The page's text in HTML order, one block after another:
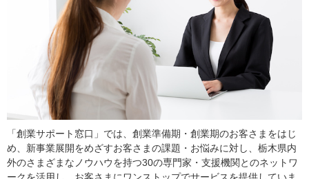
「創業サポート窓口」では、創業準備期・創業期のお客さまをはじ
め、新事業展開をめざすお客さまの課題・お悩みに対し、栃木県内
外のさまざまなノウハウを持つ30の専門家・支援機関とのネットワ